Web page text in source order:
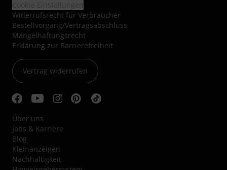
Widerrufsrecht für Verbraucher
Bestellvorgang/Vertragsabschluss
Mängelhaftungsrecht
Erklärung zur Barrierefreiheit
Vertrag widerrufen
Über uns
Jobs & Karriere
Blog
Kleinanzeigen
Nachhaltigkeit